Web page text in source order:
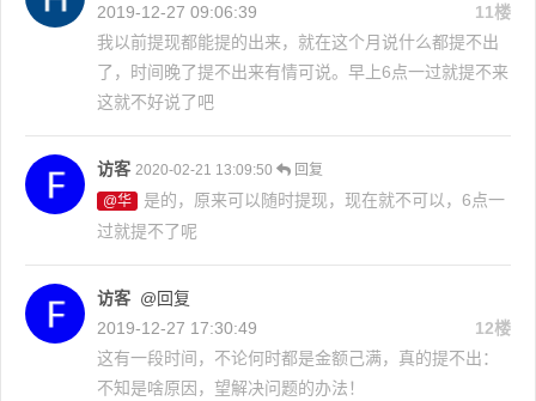
2019-12-27 09:06:39
11楼
我以前提现都能提的出来，就在这个月说什么都提不出
了，时间晚了提不出来有情可说。早上6点一过就提不来
这就不好说了吧
访客 2020-02-21 13:09:50
回复
@华
是的，原来可以随时提现，现在就不可以，6点一
过就提不了呢
访客 @回复
2019-12-27 17:30:49
12楼
这有一段时间，不论何时都是金额己满，真的提不出：
不知是啥原因，望解决问题的办法！